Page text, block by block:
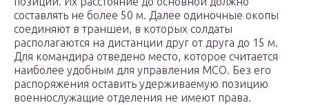
составлять не более 50 м. Далее одиночные окопы
соединяют в траншеи, в которых солдаты
располагаются на дистанции друг от друга до 15 м.
Для командира отведено место, которое считается
наиболее удобным для управления МСО. Без его
распоряжения оставить удерживаемую позицию
военнослужащие отделения не имеют права.